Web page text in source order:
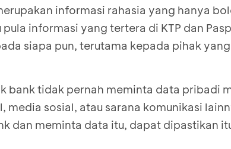
informasi rahasia yang hanya
informasi yang tertera di KTP dan
siapa pun, terutama kepada pihak yang
bank tidak pernah meminta data pribadi
media sosial, atau sarana komunikasi
dan meminta data itu, dapat dipastikan